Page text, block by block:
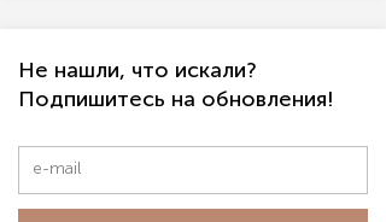
Не нашли, что искали?
Подпишитесь на обновления!